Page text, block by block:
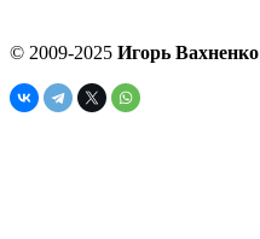
© 2009-2025 Игорь Вахненко